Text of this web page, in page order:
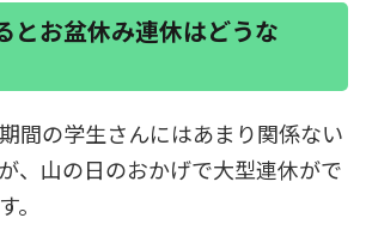
とお盆休み連休はどうな
間の学生さんにはあまり関係ない
、山の日のおかげで大型連休がで
。